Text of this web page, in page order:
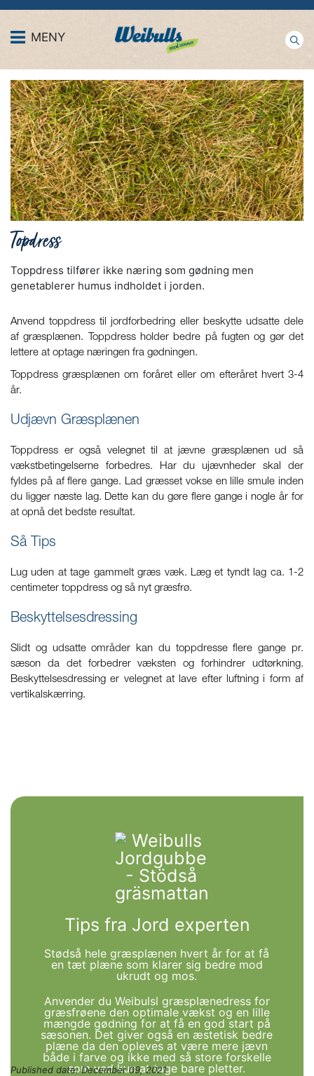
MENY
Topdress
Toppdress tilfører ikke næring som gødning men
genetablerer humus indholdet i jorden.
Anvend toppdress til jordforbedring eller beskytte udsatte dele
af græsplænen. Toppdress holder bedre på fugten og gør det
lettere at optage næringen fra gødningen.
Toppdress græsplænen om foråret eller om efteråret hvert 3-4
år.
Udjævn Græsplænen
Toppdress er også velegnet til at jævne græsplænen ud så
vækstbetingelserne forbedres. Har du ujævnheder skal der
fyldes på af flere gange. Lad græsset vokse en lille smule inden
du ligger næste lag. Dette kan du gøre flere gange i nogle år for
at opnå det bedste resultat.
Så Tips
Lug uden at tage gammelt græs væk. Læg et tyndt lag ca. 1-2
centimeter toppdress og så nyt græsfrø.
Beskyttelsesdressing
Slidt og udsatte områder kan du toppdresse flere gange pr.
sæson da det forbedrer væksten og forhindrer udtørkning.
Beskyttelsesdressing er velegnet at lave efter luftning i form af
vertikalskærring.
Tips fra Jord experten
Stødså hele græsplænen hvert år for at få
en tæt plæne som klarer sig bedre mod
ukrudt og mos.
Anvender du Weibulsl græsplænedress for
græsfrøene den optimale vækst og en lille
mængde gødning for at få en god start på
sæsonen. Det giver også en æstetisk bedre
plæne da den opleves at være mere jævn
både i farve og ikke med så store forskelle
som ved kun at tage bare pletter.
Published date: December 09, 2021